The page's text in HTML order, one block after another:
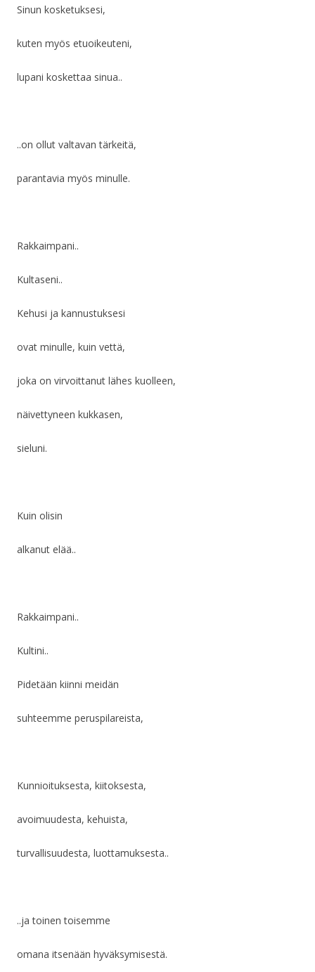
Sinun kosketuksesi,
kuten myös etuoikeuteni,
lupani koskettaa sinua..
..on ollut valtavan tärkeitä,
parantavia myös minulle.
Rakkaimpani..
Kultaseni..
Kehusi ja kannustuksesi
ovat minulle, kuin vettä,
joka on virvoittanut lähes kuolleen,
näivettyneen kukkasen,
sieluni.
Kuin olisin
alkanut elää..
Rakkaimpani..
Kultini..
Pidetään kiinni meidän
suhteemme peruspilareista,
Kunnioituksesta, kiitoksesta,
avoimuudesta, kehuista,
turvallisuudesta, luottamuksesta..
..ja toinen toisemme
omana itsenään hyväksymisestä.